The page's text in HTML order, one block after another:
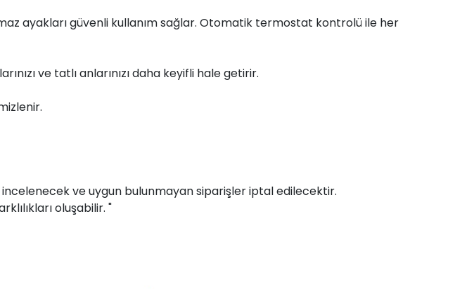
ayakları güvenli kullanım sağlar. Otomatik termostat kontrolü ile her
ve tatlı anlarınızı daha keyifli hale getirir.
ve uygun bulunmayan siparişler iptal edilecektir.
oluşabilir. "